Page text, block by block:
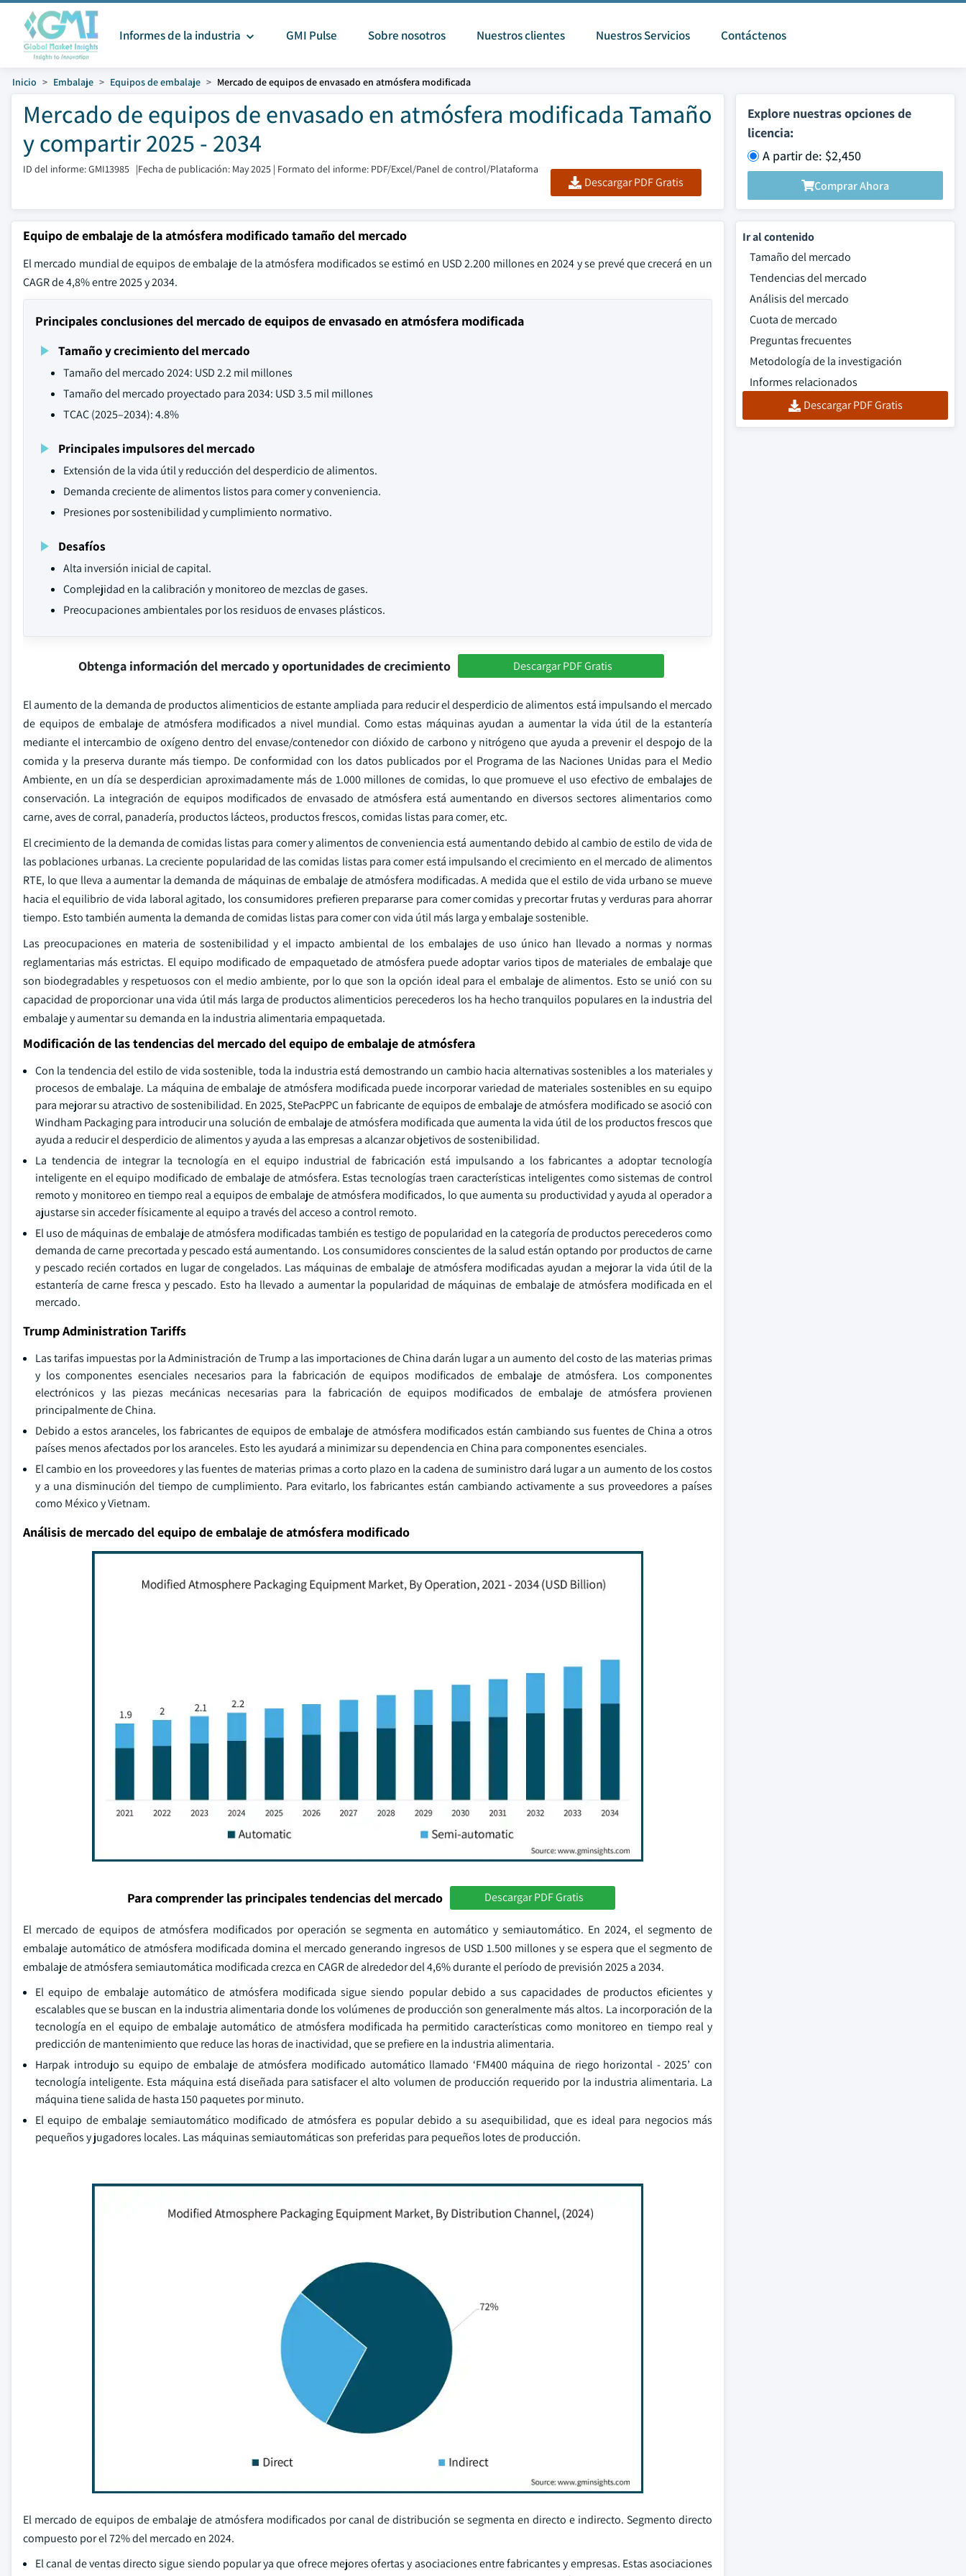
Informes de la industria GMI Pulse Sobre nosotros Nuestros clientes Nuestros Servicios Contáctenos
Inicio Embalaje Equipos de embalaje Mercado de equipos de envasado en atmósfera modificada
Mercado de equipos de envasado en atmósfera modificada Tamaño
y compartir 2025 - 2034
ID del informe: GMI13985 |Fecha de publicación: May 2025 | Formato del informe: PDF/Excel/Panel de control/Plataforma
Descargar PDF Gratis
Explore nuestras opciones de
licencia:
A partir de: $2,450
Comprar Ahora
Equipo de embalaje de la atmósfera modificado tamaño del mercado
El mercado mundial de equipos de embalaje de la atmósfera modificados se estimó en USD 2.200 millones en 2024 y se prevé que crecerá en un
CAGR de 4,8% entre 2025 y 2034.
Principales conclusiones del mercado de equipos de envasado en atmósfera modificada
Tamaño y crecimiento del mercado
Tamaño del mercado 2024: USD 2.2 mil millones
Tamaño del mercado proyectado para 2034: USD 3.5 mil millones
TCAC (2025–2034): 4.8%
Principales impulsores del mercado
Extensión de la vida útil y reducción del desperdicio de alimentos.
Demanda creciente de alimentos listos para comer y conveniencia.
Presiones por sostenibilidad y cumplimiento normativo.
Desafíos
Alta inversión inicial de capital.
Complejidad en la calibración y monitoreo de mezclas de gases.
Preocupaciones ambientales por los residuos de envases plásticos.
Obtenga información del mercado y oportunidades de crecimiento Descargar PDF Gratis
El aumento de la demanda de productos alimenticios de estante ampliada para reducir el desperdicio de alimentos está impulsando el mercado
de equipos de embalaje de atmósfera modificados a nivel mundial. Como estas máquinas ayudan a aumentar la vida útil de la estantería
mediante el intercambio de oxígeno dentro del envase/contenedor con dióxido de carbono y nitrógeno que ayuda a prevenir el despojo de la
comida y la preserva durante más tiempo. De conformidad con los datos publicados por el Programa de las Naciones Unidas para el Medio
Ambiente, en un día se desperdician aproximadamente más de 1.000 millones de comidas, lo que promueve el uso efectivo de embalajes de
conservación. La integración de equipos modificados de envasado de atmósfera está aumentando en diversos sectores alimentarios como
carne, aves de corral, panadería, productos lácteos, productos frescos, comidas listas para comer, etc.
El crecimiento de la demanda de comidas listas para comer y alimentos de conveniencia está aumentando debido al cambio de estilo de vida de
las poblaciones urbanas. La creciente popularidad de las comidas listas para comer está impulsando el crecimiento en el mercado de alimentos
RTE, lo que lleva a aumentar la demanda de máquinas de embalaje de atmósfera modificadas. A medida que el estilo de vida urbano se mueve
hacia el equilibrio de vida laboral agitado, los consumidores prefieren prepararse para comer comidas y precortar frutas y verduras para ahorrar
tiempo. Esto también aumenta la demanda de comidas listas para comer con vida útil más larga y embalaje sostenible.
Las preocupaciones en materia de sostenibilidad y el impacto ambiental de los embalajes de uso único han llevado a normas y normas
reglamentarias más estrictas. El equipo modificado de empaquetado de atmósfera puede adoptar varios tipos de materiales de embalaje que
son biodegradables y respetuosos con el medio ambiente, por lo que son la opción ideal para el embalaje de alimentos. Esto se unió con su
capacidad de proporcionar una vida útil más larga de productos alimenticios perecederos los ha hecho tranquilos populares en la industria del
embalaje y aumentar su demanda en la industria alimentaria empaquetada.
Modificación de las tendencias del mercado del equipo de embalaje de atmósfera
Con la tendencia del estilo de vida sostenible, toda la industria está demostrando un cambio hacia alternativas sostenibles a los materiales y
procesos de embalaje. La máquina de embalaje de atmósfera modificada puede incorporar variedad de materiales sostenibles en su equipo
para mejorar su atractivo de sostenibilidad. En 2025, StePacPPC un fabricante de equipos de embalaje de atmósfera modificado se asoció con
Windham Packaging para introducir una solución de embalaje de atmósfera modificada que aumenta la vida útil de los productos frescos que
ayuda a reducir el desperdicio de alimentos y ayuda a las empresas a alcanzar objetivos de sostenibilidad.
La tendencia de integrar la tecnología en el equipo industrial de fabricación está impulsando a los fabricantes a adoptar tecnología
inteligente en el equipo modificado de embalaje de atmósfera. Estas tecnologías traen características inteligentes como sistemas de control
remoto y monitoreo en tiempo real a equipos de embalaje de atmósfera modificados, lo que aumenta su productividad y ayuda al operador a
ajustarse sin acceder físicamente al equipo a través del acceso a control remoto.
El uso de máquinas de embalaje de atmósfera modificadas también es testigo de popularidad en la categoría de productos perecederos como
demanda de carne precortada y pescado está aumentando. Los consumidores conscientes de la salud están optando por productos de carne
y pescado recién cortados en lugar de congelados. Las máquinas de embalaje de atmósfera modificadas ayudan a mejorar la vida útil de la
estantería de carne fresca y pescado. Esto ha llevado a aumentar la popularidad de máquinas de embalaje de atmósfera modificada en el
mercado.
Trump Administration Tariffs
Las tarifas impuestas por la Administración de Trump a las importaciones de China darán lugar a un aumento del costo de las materias primas
y los componentes esenciales necesarios para la fabricación de equipos modificados de embalaje de atmósfera. Los componentes
electrónicos y las piezas mecánicas necesarias para la fabricación de equipos modificados de embalaje de atmósfera provienen
principalmente de China.
Debido a estos aranceles, los fabricantes de equipos de embalaje de atmósfera modificados están cambiando sus fuentes de China a otros
países menos afectados por los aranceles. Esto les ayudará a minimizar su dependencia en China para componentes esenciales.
El cambio en los proveedores y las fuentes de materias primas a corto plazo en la cadena de suministro dará lugar a un aumento de los costos
y a una disminución del tiempo de cumplimiento. Para evitarlo, los fabricantes están cambiando activamente a sus proveedores a países
como México y Vietnam.
Análisis de mercado del equipo de embalaje de atmósfera modificado
Para comprender las principales tendencias del mercado Descargar PDF Gratis
El mercado de equipos de atmósfera modificados por operación se segmenta en automático y semiautomático. En 2024, el segmento de
embalaje automático de atmósfera modificada domina el mercado generando ingresos de USD 1.500 millones y se espera que el segmento de
embalaje de atmósfera semiautomática modificada crezca en CAGR de alrededor del 4,6% durante el período de previsión 2025 a 2034.
El equipo de embalaje automático de atmósfera modificada sigue siendo popular debido a sus capacidades de productos eficientes y
escalables que se buscan en la industria alimentaria donde los volúmenes de producción son generalmente más altos. La incorporación de la
tecnología en el equipo de embalaje automático de atmósfera modificada ha permitido características como monitoreo en tiempo real y
predicción de mantenimiento que reduce las horas de inactividad, que se prefiere en la industria alimentaria.
Harpak introdujo su equipo de embalaje de atmósfera modificado automático llamado ‘FM400 máquina de riego horizontal - 2025’ con
tecnología inteligente. Esta máquina está diseñada para satisfacer el alto volumen de producción requerido por la industria alimentaria. La
máquina tiene salida de hasta 150 paquetes por minuto.
El equipo de embalaje semiautomático modificado de atmósfera es popular debido a su asequibilidad, que es ideal para negocios más
pequeños y jugadores locales. Las máquinas semiautomáticas son preferidas para pequeños lotes de producción.
El mercado de equipos de embalaje de atmósfera modificados por canal de distribución se segmenta en directo e indirecto. Segmento directo
compuesto por el 72% del mercado en 2024.
El canal de ventas directo sigue siendo popular ya que ofrece mejores ofertas y asociaciones entre fabricantes y empresas. Estas asociaciones
Ir al contenido
Tamaño del mercado
Tendencias del mercado
Análisis del mercado
Cuota de mercado
Preguntas frecuentes
Metodología de la investigación
Informes relacionados
Descargar PDF Gratis